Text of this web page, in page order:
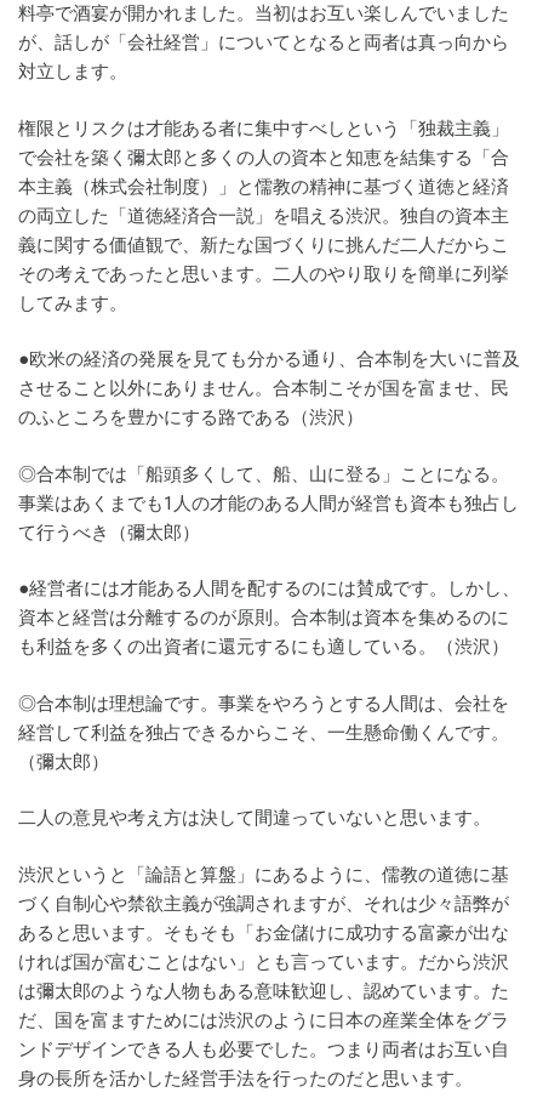
料亭で酒宴が開かれました。当初はお互い楽しんでいました
が、話しが「会社経営」についてとなると両者は真っ向から
対立します。
権限とリスクは才能ある者に集中すべしという「独裁主義」
で会社を築く彌太郎と多くの人の資本と知恵を結集する「合
本主義（株式会社制度）」と儒教の精神に基づく道徳と経済
の両立した「道徳経済合一説」を唱える渋沢。独自の資本主
義に関する価値観で、新たな国づくりに挑んだ二人だからこ
その考えであったと思います。二人のやり取りを簡単に列挙
してみます。
●欧米の経済の発展を見ても分かる通り、合本制を大いに普及
させること以外にありません。合本制こそが国を富ませ、民
のふところを豊かにする路である（渋沢）
◎合本制では「船頭多くして、船、山に登る」ことになる。
事業はあくまでも1人の才能のある人間が経営も資本も独占し
て行うべき（彌太郎）
●経営者には才能ある人間を配するのには賛成です。しかし、
資本と経営は分離するのが原則。合本制は資本を集めるのに
も利益を多くの出資者に還元するにも適している。（渋沢）
◎合本制は理想論です。事業をやろうとする人間は、会社を
経営して利益を独占できるからこそ、一生懸命働くんです。
（彌太郎）
二人の意見や考え方は決して間違っていないと思います。
渋沢というと「論語と算盤」にあるように、儒教の道徳に基
づく自制心や禁欲主義が強調されますが、それは少々語弊が
あると思います。そもそも「お金儲けに成功する富豪が出な
ければ国が富むことはない」とも言っています。だから渋沢
は彌太郎のような人物もある意味歓迎し、認めています。た
だ、国を富ますためには渋沢のように日本の産業全体をグラ
ンドデザインできる人も必要でした。つまり両者はお互い自
身の長所を活かした経営手法を行ったのだと思います。